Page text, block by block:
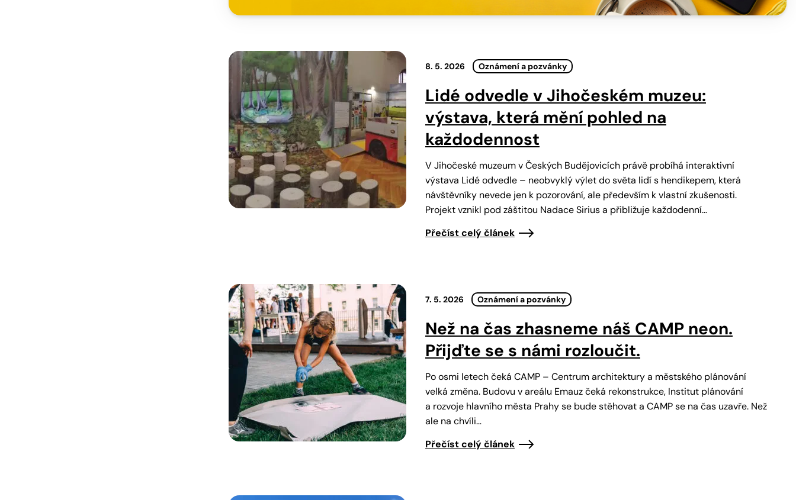
8. 5. 2026 Oznámení a pozvánky
Lidé odvedle v Jihočeském muzeu:
výstava, která mění pohled na
každodennost
V Jihočeské muzeum v Českých Budějovicích právě probíhá interaktivní
výstava Lidé odvedle – neobvyklý výlet do světa lidí s hendikepem, která
návštěvníky nevede jen k pozorování, ale především k vlastní zkušenosti.
Projekt vznikl pod záštitou Nadace Sirius a přibližuje každodenní…
Přečíst celý článek
7. 5. 2026 Oznámení a pozvánky
Než na čas zhasneme náš CAMP neon.
Přijďte se s námi rozloučit.
Po osmi letech čeká CAMP – Centrum architektury a městského plánování
velká změna. Budovu v areálu Emauz čeká rekonstrukce, Institut plánování
a rozvoje hlavního města Prahy se bude stěhovat a CAMP se na čas uzavře. Než
ale na chvíli…
Přečíst celý článek